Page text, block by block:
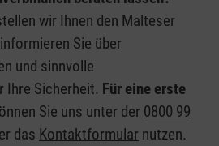
wir Ihnen den Malteser
Sie über
und sinnvolle
Ihre Sicherheit. Für eine erste
Sie uns unter der 0800 99
das Kontaktformular nutzen.